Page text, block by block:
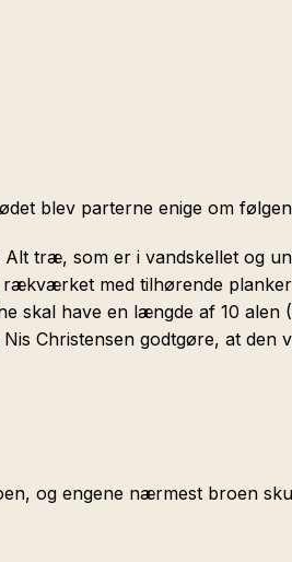
blev parterne enige om
træ, som er i vandskellet og
rækværket med tilhørende
skal have en længde af 10 alen
Christensen godtgøre, at den
og engene nærmest broen